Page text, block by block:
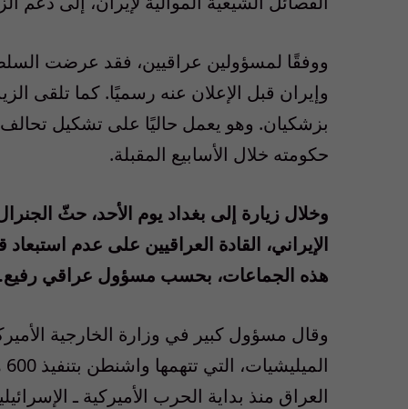
ووفقًا لمسؤولين عراقيين، فقد عرضت
وإيران قبل الإعلان عنه رسميًا. كما تلقى
بزشكيان. وهو يعمل حاليًا على تشكيل تحالف
حكومته خلال الأسابيع المقبلة.
وخلال زيارة إلى بغداد يوم الأحد، حثّ
الإيراني، القادة العراقيين على عدم
هذه الجماعات، بحسب مسؤول عراقي رفيع.
وقال مسؤول كبير في وزارة الخارجية
العراق منذ بداية الحرب الأميركية ـ